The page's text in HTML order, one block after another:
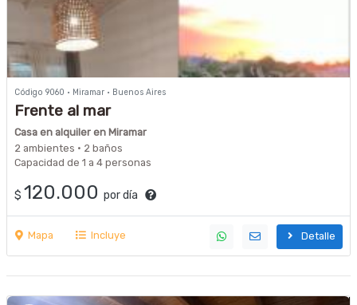
Código 9060 · Miramar · Buenos Aires
Frente al mar
Casa en alquiler en Miramar
2 ambientes · 2 baños
Capacidad de 1 a 4 personas
$ 120.000 por día
Mapa Incluye Detalle